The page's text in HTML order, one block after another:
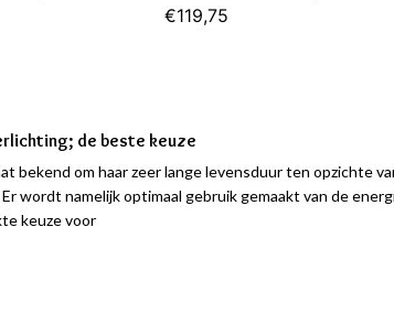
€119,75
de beste keuze
bekend om haar zeer lange levensduur ten opzichte
wordt namelijk optimaal gebruik gemaakt van de
keuze voor